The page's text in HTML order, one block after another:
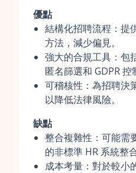
優點
結構化招聘流程：提
方法，減少偏見。
強大的合規工具：包
匿名篩選和 GDPR 控
可稽核性：為招聘決
以降低法律風險。
缺點
整合複雜性：可能需
的非標準 HR 系統整合
成本考量：對於較小